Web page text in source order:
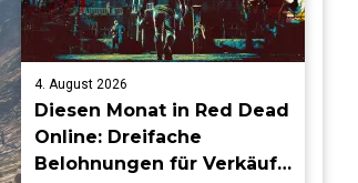
4. August 2026
Diesen Monat in Red Dead
Online: Dreifache
Belohnungen für Verkäufe